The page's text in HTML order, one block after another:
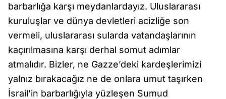
barbarlığa karşı meydanlardayız. Uluslararası
kuruluşlar ve dünya devletleri acizliğe son
vermeli, uluslararası sularda vatandaşlarının
kaçırılmasına karşı derhal somut adımlar
atmalıdır. Bizler, ne Gazze’deki kardeşlerimizi
yalnız bırakacağız ne de onlara umut taşırken
İsrail’in barbarlığıyla yüzleşen Sumud